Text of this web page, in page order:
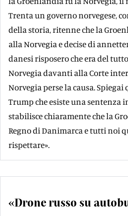
Trenta un governo norvegese,
della storia, ritenne che la
alla Norvegia e decise di
danesi risposero che era del
Norvegia davanti alla Corte
Norvegia perse la causa.
Trump che esiste una sentenza
stabilisce chiaramente che la
Regno di Danimarca e tutti noi
rispettare».
«Drone russo su